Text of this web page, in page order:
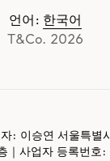
언어 : 한국어
T&Co. 2026
: 이승연 서울특별
｜사업자 등록번호: